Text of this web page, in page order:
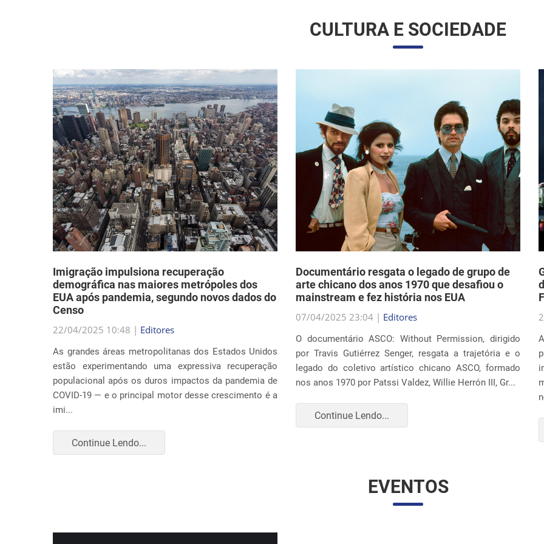
CULTURA E SOCIEDADE
Imigração impulsiona recuperação
demográfica nas maiores metrópoles dos
EUA após pandemia, segundo novos dados do
Censo
22/04/2025 10:48 | Editores
As grandes áreas metropolitanas dos Estados Unidos
estão experimentando uma expressiva recuperação
populacional após os duros impactos da pandemia de
COVID-19 — e o principal motor desse crescimento é a
imi...
Continue Lendo...
Documentário resgata o legado de grupo de
arte chicano dos anos 1970 que desafiou o
mainstream e fez história nos EUA
07/04/2025 23:04 | Editores
O documentário ASCO: Without Permission, dirigido
por Travis Gutiérrez Senger, resgata a trajetória e o
legado do coletivo artístico chicano ASCO, formado
nos anos 1970 por Patssi Valdez, Willie Herrón III, Gr...
Continue Lendo...
EVENTOS